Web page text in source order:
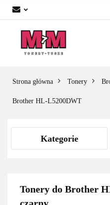
Strona główna Tonery
Brother HL-L5200DWT
Kategorie
Tonery do Brother